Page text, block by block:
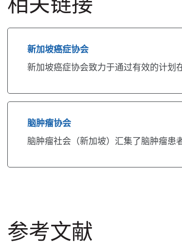
新加坡癌症协会
新加坡癌症协会致力于通过有效的计划
脑肿瘤协会
脑肿瘤社会（新加坡）汇集了脑肿瘤患
参考文献